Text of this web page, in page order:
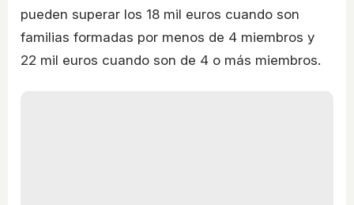
pueden superar los 18 mil euros cuando son
familias formadas por menos de 4 miembros y
22 mil euros cuando son de 4 o más miembros.